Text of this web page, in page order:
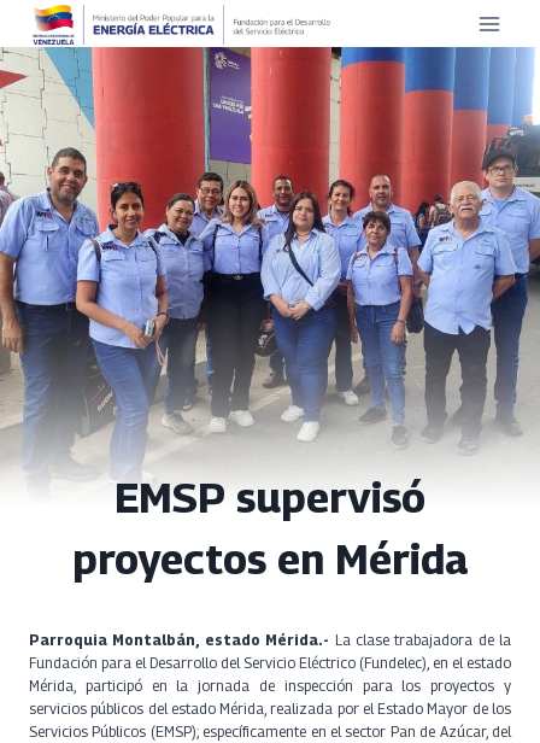
Saltar
contenido
EMSP supervisó
proyectos en Mérida
Parroquia Montalbán, estado Mérida.- La clase trabajadora de la
Fundación para el Desarrollo del Servicio Eléctrico (Fundelec), en el estado
Mérida, participó en la jornada de inspección para los proyectos y
servicios públicos del estado Mérida, realizada por el Estado Mayor de los
Servicios Públicos (EMSP); específicamente en el sector Pan de Azúcar, del